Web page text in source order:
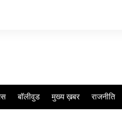
बॉलीवुड मुख्य ख़बर राजनीति